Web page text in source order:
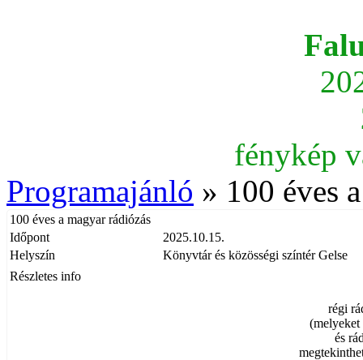
fénykép
Programajánló » 100 éves
100 éves a magyar rádiózás
Időpont
2025.10.15.
Helyszín
Könyvtár és közösségi színtér Gelse
Részletes info
régi
és